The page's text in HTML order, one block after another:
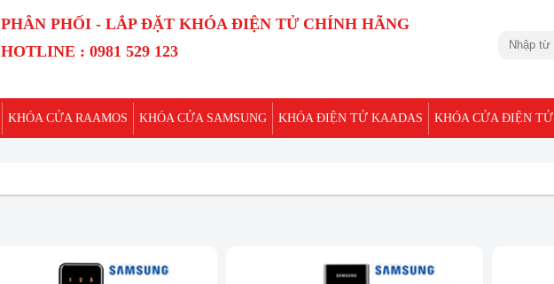
PHÂN PHỐI - LẮP ĐẶT KHÓA ĐIỆN TỬ CHÍNH HÃNG
HOTLINE : 0981 529 123
KHÓA CỬA RAAMOS KHÓA CỬA SAMSUNG KHÓA ĐIỆN TỬ KAADAS KHÓA CỬA ĐIỆN TỬ